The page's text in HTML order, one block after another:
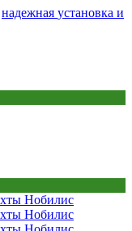
надежная установка и